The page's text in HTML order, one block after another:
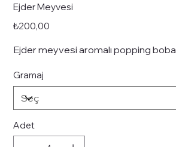
Ejder Meyvesi
Fiyat
₺200,00
Ejder meyvesi aromalı popping boba
Gramaj
Adet